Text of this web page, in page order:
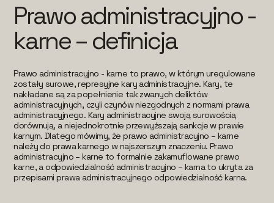
Prawo administracyjno -
karne – definicja
Prawo administracyjno - karne to prawo, w którym uregulowane
zostały surowe, represyjne kary administracyjne. Kary, te
nakładane są za popełnienie tak zwanych deliktów
administracyjnych, czyli czynów niezgodnych z normami prawa
administracyjnego. Kary administracyjne swoją surowością
dorównują, a niejednokrotnie przewyższają sankcje w prawie
karnym. Dlatego mówimy, że prawo administracyjno – karne
należy do prawa karnego w najszerszym znaczeniu. Prawo
administracyjno – karne to formalnie zakamuflowane prawo
karne, a odpowiedzialność administracyjno – karna to ukryta za
przepisami prawa administracyjnego odpowiedzialność karna.